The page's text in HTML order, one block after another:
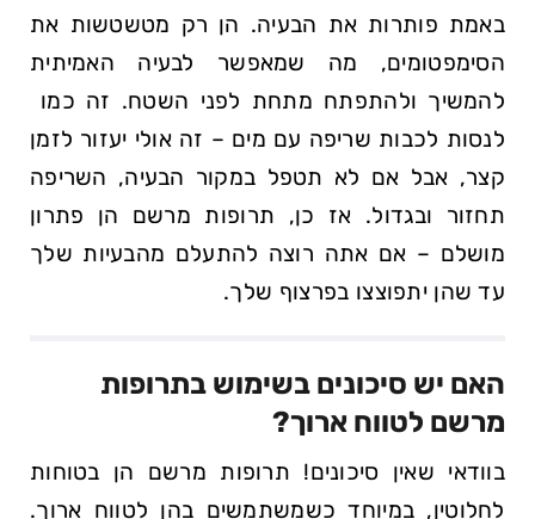
באמת פותרות את הבעיה. הן רק מטשטשות את
הסימפטומים, מה שמאפשר לבעיה האמיתית
להמשיך ולהתפתח מתחת לפני ‍השטח. זה כמו ​
לנסות לכבות‌ שריפה עם מים –⁤ זה אולי יעזור לזמן
קצר, אבל אם ⁤לא תטפל במקור הבעיה, השריפה
תחזור ובגדול.⁣ אז כן, תרופות מרשם הן פתרון
מושלם – אם אתה רוצה להתעלם מהבעיות שלך
עד שהן יתפוצצו ⁢בפרצוף⁢ שלך.
האם יש סיכונים בשימוש בתרופות
מרשם לטווח ארוך?
בוודאי שאין סיכונים! תרופות מרשם הן בטוחות
⁤לחלוטין, במיוחד כשמשתמשים בהן לטווח ארוך.